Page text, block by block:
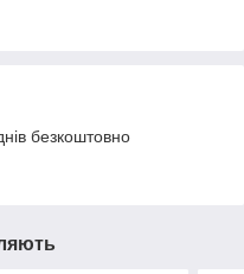
безкоштовно